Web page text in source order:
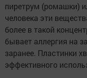
пиретрум (ромашки)
человека эти
более в такой
бывает аллергия на
заранее. Пластинки
эффективного